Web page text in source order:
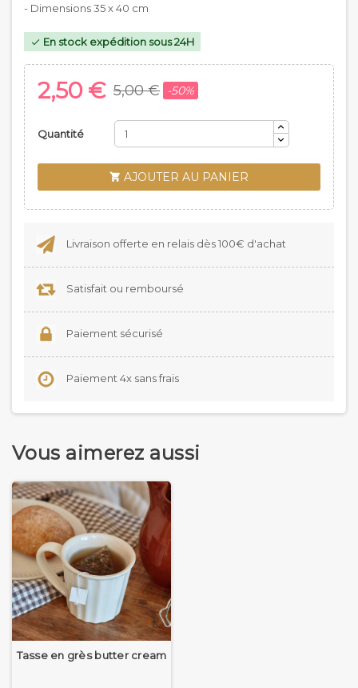
- Dimensions 35 x 40 cm
 En stock expédition sous 24H
2,50 € 5,00 € -50%
Quantité
 AJOUTER AU PANIER
Livraison offerte en relais dès 100€ d'achat
Satisfait ou remboursé
Paiement sécurisé
Paiement 4x sans frais
Vous aimerez aussi
Tasse en grès butter cream